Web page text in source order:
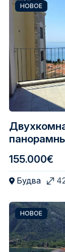
НОВОЕ
155.000€
Будва
НОВОЕ